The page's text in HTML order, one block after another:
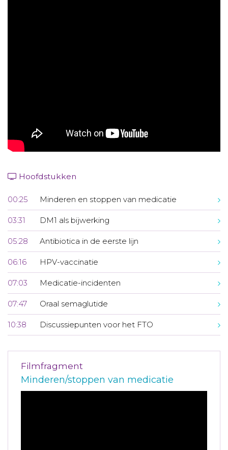
Hoofdstukken
00:25 Minderen en stoppen van medicatie
03:31 DM1 als bijwerking
05:28 Antibiotica in de eerste lijn
06:16 HPV-vaccinatie
07:03 Medicatie-incidenten
07:47 Oraal semaglutide
10:38 Discussiepunten voor het FTO
Filmfragment
Minderen/stoppen van medicatie